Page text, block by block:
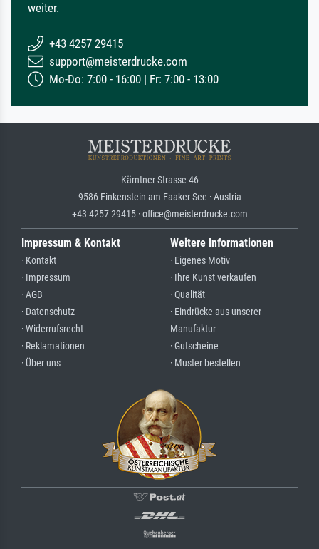
weiter.
+43 4257 29415
support@meisterdrucke.com
Mo-Do: 7:00 - 16:00 | Fr: 7:00 - 13:00
Kärntner Strasse 46
9586 Finkenstein am Faaker See · Austria
+43 4257 29415 · office@meisterdrucke.com
Impressum & Kontakt
· Kontakt
· Impressum
· AGB
· Datenschutz
· Widerrufsrecht
· Reklamationen
· Über uns
Weitere Informationen
· Eigenes Motiv
· Ihre Kunst verkaufen
· Qualität
· Eindrücke aus unserer
Manufaktur
· Gutscheine
· Muster bestellen